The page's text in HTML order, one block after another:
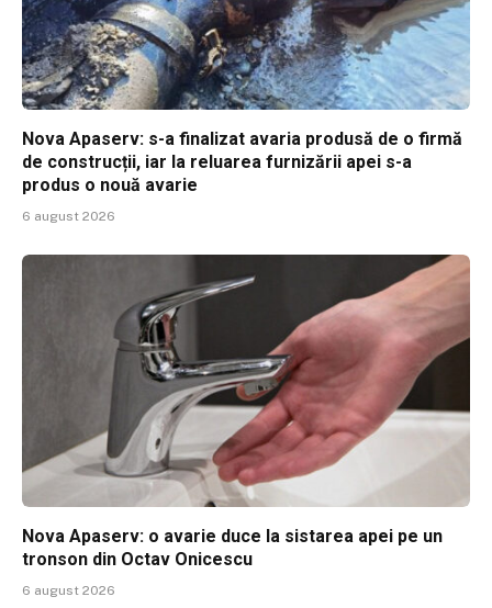
Nova Apaserv: s-a finalizat avaria produsă de o firmă
de construcții, iar la reluarea furnizării apei s-a
produs o nouă avarie
6 august 2026
Nova Apaserv: o avarie duce la sistarea apei pe un
tronson din Octav Onicescu
6 august 2026